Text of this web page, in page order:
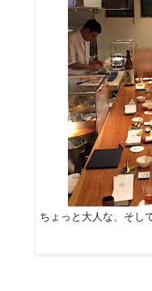
ちょっと大人な、そし